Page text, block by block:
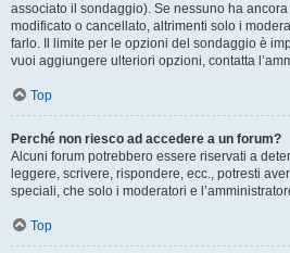
associato il sondaggio). Se nessuno ha
modificato o cancellato, altrimenti solo i
farlo. Il limite per le opzioni del sondaggio è
vuoi aggiungere ulteriori opzioni, contatta
Top
Perché non riesco ad accedere a un forum?
Alcuni forum potrebbero essere riservati a
leggere, scrivere, rispondere, ecc., potresti
speciali, che solo i moderatori e
Top